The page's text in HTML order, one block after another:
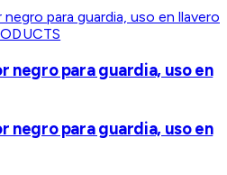
negro para guardia, uso en
negro para guardia, uso en